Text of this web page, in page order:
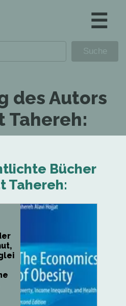
☰
des Autors
Tahereh:
Bücher
Tahereh: